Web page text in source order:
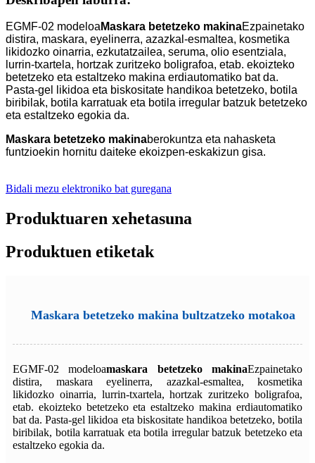
EGMF-02 modeloa Maskara betetzeko makinaEzpainetako
distira, maskara, eyelinerra, azazkal-esmaltea, kosmetika
likidozko oinarria, ezkutatzailea, seruma, olio esentziala,
lurrin-txartela, hortzak zuritzeko boligrafoa, etab. ekoizteko
betetzeko eta estaltzeko makina erdiautomatiko bat da.
Pasta-gel likidoa eta biskositate handikoa betetzeko, botila
biribilak, botila karratuak eta botila irregular batzuk betetzeko
eta estaltzeko egokia da.
Maskara betetzeko makinaberokuntza eta nahasketa
funtzioekin hornitu daiteke ekoizpen-eskakizun gisa.
Bidali mezu elektroniko bat guregana
Produktuaren xehetasuna
Produktuen etiketak
Maskara betetzeko makina bultzatzeko motakoa
EGMF-02 modeloamaskara betetzeko makinaEzpainetako
distira, maskara eyelinerra, azazkal-esmaltea, kosmetika
likidozko oinarria, lurrin-txartela, hortzak zuritzeko boligrafoa,
etab. ekoizteko betetzeko eta estaltzeko makina erdiautomatiko
bat da. Pasta-gel likidoa eta biskositate handikoa betetzeko, botila
biribilak, botila karratuak eta botila irregular batzuk betetzeko eta
estaltzeko egokia da.